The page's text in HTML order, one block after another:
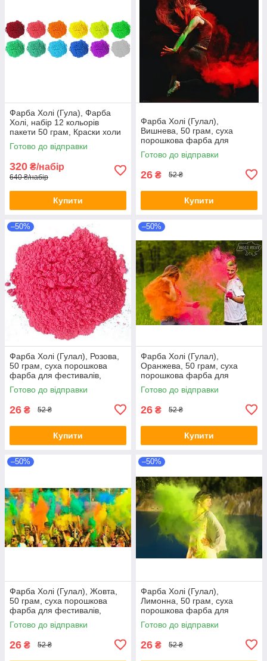
Фарба Холі (Гула), Фарба
Холі, набір 12 кольорів
пакети 50 грам, Краски холи
Готово до відправки
320 ₴/набір
640 ₴/набір
Купити
Фарба Холі (Гулал),
Вишнева, 50 грам, суха
порошкова фарба для
фестивалів, флешмобів
Готово до відправки
26 ₴ 52 ₴
Купити
–50%
Фарба Холі (Гулал), Розова,
50 грам, суха порошкова
фарба для фестивалів,
флешмобів, Фарби холі
Готово до відправки
26 ₴ 52 ₴
Купити
–50%
Фарба Холі (Гулал),
Оранжева, 50 грам, суха
порошкова фарба для
фестивалів, флешмобів
Готово до відправки
26 ₴ 52 ₴
Купити
–50%
Фарба Холі (Гулал), Жовта,
50 грам, суха порошкова
фарба для фестивалів,
флешмобів, Фарби холі
Готово до відправки
26 ₴ 52 ₴
–50%
Фарба Холі (Гулал),
Лимонна, 50 грам, суха
порошкова фарба для
фестивалів, флешмобів,
Краски холи
Готово до відправки
26 ₴ 52 ₴